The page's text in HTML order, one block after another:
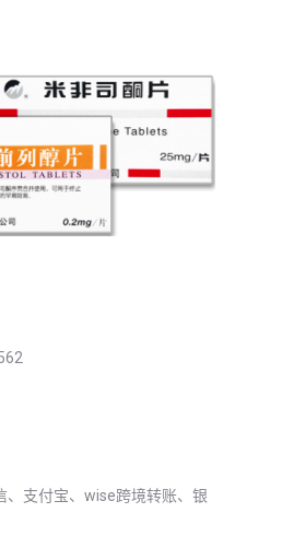
、支付宝、wise跨境转账、银